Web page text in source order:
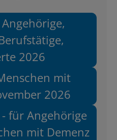
2026
mit
2026
für Angehörige
mit Demenz